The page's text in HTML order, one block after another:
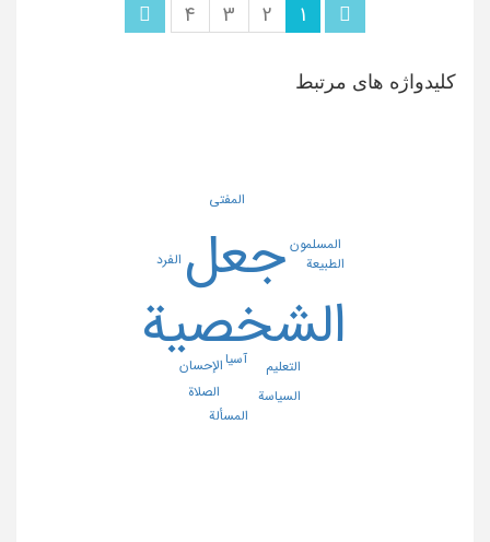
1
2
3
4
کلیدواژه های مرتبط
الشخصیة
جعل
آسیا الإحسان
التعلیم
السیاسة
الصلاة
الطبیعة الفرد
المسألة
المسلمون
المفتی